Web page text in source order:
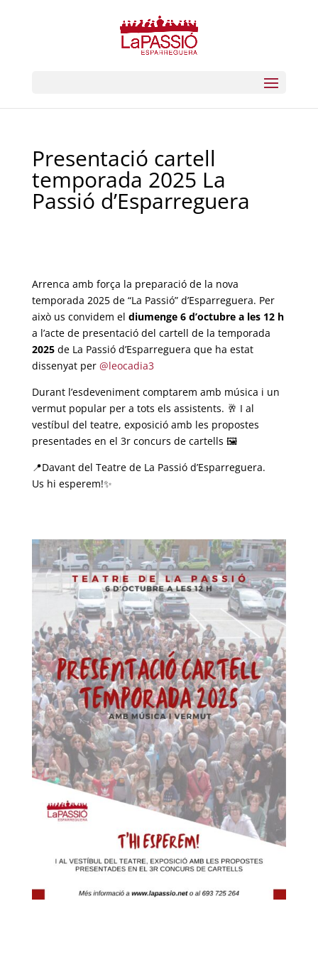
Presentació cartell
temporada 2025 La
Passió d’Esparreguera
Arrenca amb força la preparació de la nova
temporada 2025 de “La Passió” d’Esparreguera. Per
això us convidem el diumenge 6 d’octubre a les 12 h
a l’acte de presentació del cartell de la temporada
2025de La Passió d’Esparreguera que ha estat
dissenyat per @leocadia3
Durant l’esdeveniment comptarem amb música i un
vermut popular per a tots els assistents. 🥂 I al
vestíbul del teatre, exposició amb les propostes
presentades en el 3r concurs de cartells 🖼
📍Davant del Teatre de La Passió d’Esparreguera.
Us hi esperem!✨